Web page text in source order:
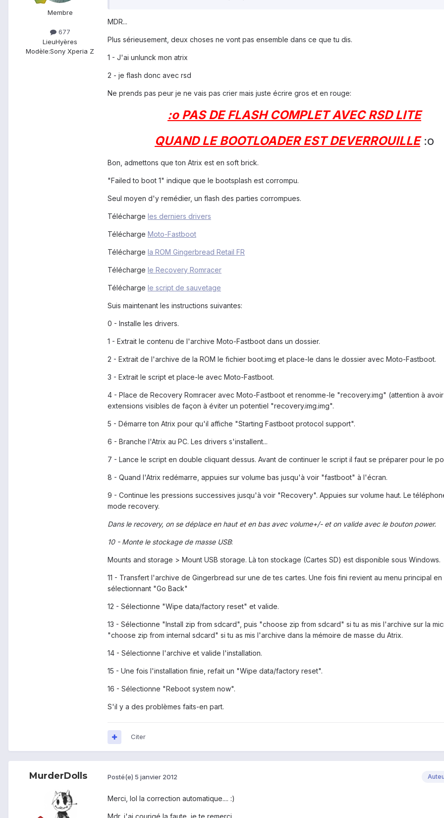
Membre
677
LieuHyères
Modèle:Sony Xperia Z
MDR...
Plus sérieusement, deux choses ne vont pas ensemble dans ce que tu dis.
1 - J'ai unlunck mon atrix
2 - je flash donc avec rsd
Ne prends pas peur je ne vais pas crier mais juste écrire gros et en rouge:
:o PAS DE FLASH COMPLET AVEC RSD LITE
QUAND LE BOOTLOADER EST DEVERROUILLE:o
Bon, admettons que ton Atrix est en soft brick.
"Failed to boot 1" indique que le bootsplash est corrompu.
Seul moyen d'y remédier, un flash des parties corrompues.
Télécharge les derniers drivers
Télécharge Moto-Fastboot
Télécharge la ROM Gingerbread Retail FR
Télécharge le Recovery Romracer
Télécharge le script de sauvetage
Suis maintenant les instructions suivantes:
0 - Installe les drivers.
1 - Extrait le contenu de l'archive Moto-Fastboot dans un dossier.
2 - Extrait de l'archive de la ROM le fichier boot.img et place-le dans le dossier avec Moto-Fastboot.
3 - Extrait le script et place-le avec Moto-Fastboot.
4 - Place de Recovery Romracer avec Moto-Fastboot et renomme-le "recovery.img" (attention à
extensions visibles de façon à éviter un potentiel "recovery.img.img".
5 - Démarre ton Atrix pour qu'il affiche "Starting Fastboot protocol support".
6 - Branche l'Atrix au PC. Les drivers s'installent...
7 - Lance le script en double cliquant dessus. Avant de continuer le script il faut se préparer pour le
8 - Quand l'Atrix redémarre, appuies sur volume bas jusqu'à voir "fastboot" à l'écran.
9 - Continue les pressions successives jusqu'à voir "Recovery". Appuies sur volume haut. Le
mode recovery.
Dans le recovery, on se déplace en haut et en bas avec volume+/- et on valide avec le bouton power.
10 - Monte le stockage de masse USB:
Mounts and storage > Mount USB storage. Là ton stockage (Cartes SD) est disponible sous Windows.
11 - Transfert l'archive de Gingerbread sur une de tes cartes. Une fois fini revient au menu principal en
sélectionnant "Go Back"
12 - Sélectionne "Wipe data/factory reset" et valide.
13 - Sélectionne "Install zip from sdcard", puis "choose zip from sdcard" si tu as mis l'archive sur la
"choose zip from internal sdcard" si tu as mis l'archive dans la mémoire de masse du Atrix.
14 - Sélectionne l'archive et valide l'installation.
15 - Une fois l'installation finie, refait un "Wipe data/factory reset".
16 - Sélectionne "Reboot system now".
S'il y a des problèmes faits-en part.
Citer
MurderDolls Posté(e) 5 janvier 2012
Merci, lol la correction automatique.... :)
Mdr, j'ai courigé la faute, je te remerci.